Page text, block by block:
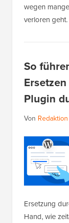
wegen
verloren
So
Plugin
Von Redaktion
Ersetzung
Hand, wie